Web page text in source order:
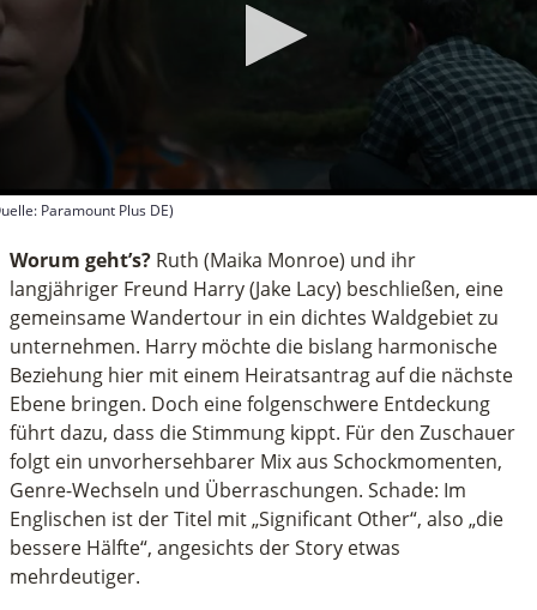
Paramount Plus DE)
Worum geht’s? Ruth (Maika Monroe) und ihr
langjähriger Freund Harry (Jake Lacy) beschließen, eine
gemeinsame Wandertour in ein dichtes Waldgebiet zu
unternehmen. Harry möchte die bislang harmonische
Beziehung hier mit einem Heiratsantrag auf die nächste
Ebene bringen. Doch eine folgenschwere Entdeckung
führt dazu, dass die Stimmung kippt. Für den Zuschauer
folgt ein unvorhersehbarer Mix aus Schockmomenten,
Genre-Wechseln und Überraschungen. Schade: Im
Englischen ist der Titel mit „Significant Other“, also „die
bessere Hälfte“, angesichts der Story etwas
mehrdeutiger.